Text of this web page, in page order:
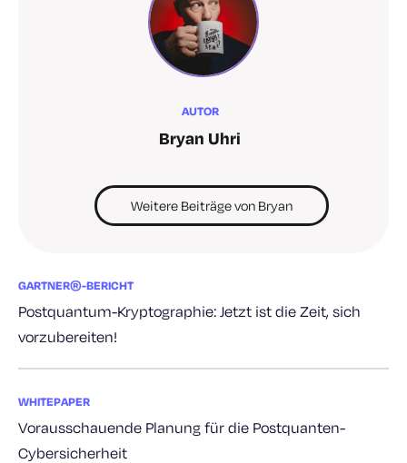
AUTOR
Bryan Uhri
Weitere Beiträge von Bryan
GARTNER®-BERICHT
Postquantum-Kryptographie: Jetzt ist die Zeit, sich
vorzubereiten!
WHITEPAPER
Vorausschauende Planung für die Postquanten-
Cybersicherheit